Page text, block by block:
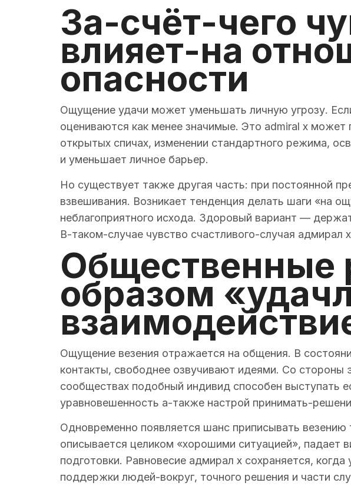
За-счёт-чего
влияет-на
опасности
Ощущение удачи может уменьшать личную угрозу.
оцениваются как менее значимые. Это admiral x может
открытых спичах, изменении стандартного режима,
и уменьшает личное барьер.
Но существует также другая часть: при постоянной
взвешивания. Возникает тенденция делать шаги «на
неблагоприятного исхода. Здоровый вариант —
В-таком-случае чувство счастливого-случая адмирал
Общественные
образом
Ощущение везения отражается на общения. В
контакты, свободнее озвучивают идеями. Со стороны
сообществах подобный индивид способен выступать
уравновешенность а-также настрой принимать-
Одновременно появляется шанс приписывать
описывается целиком «хорошими ситуацией», падает
подготовки. Равновесие адмирал х сохраняется,
поддержки людей-вокруг, точного решения и части